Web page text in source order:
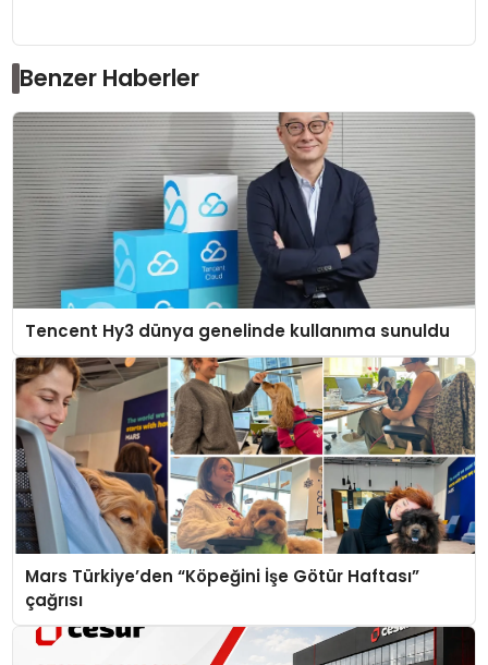
Benzer Haberler
Tencent Hy3 dünya genelinde kullanıma sunuldu
Mars Türkiye’den “Köpeğini İşe Götür Haftası”
çağrısı